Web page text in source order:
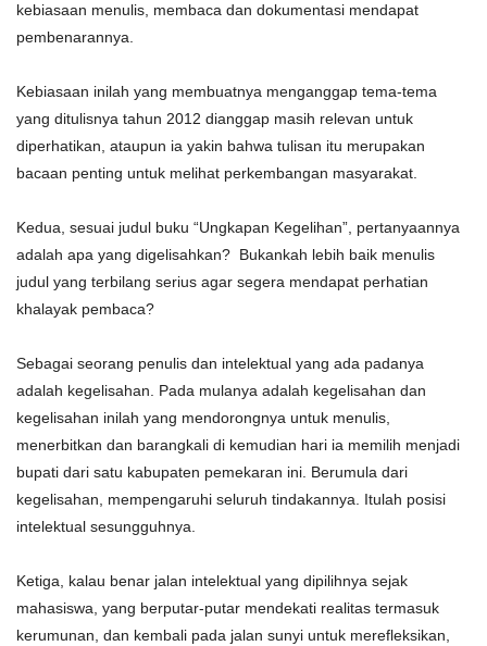
kebiasaan menulis, membaca dan dokumentasi mendapat
pembenarannya.
Kebiasaan inilah yang membuatnya menganggap tema-tema
yang ditulisnya tahun 2012 dianggap masih relevan untuk
diperhatikan, ataupun ia yakin bahwa tulisan itu merupakan
bacaan penting untuk melihat perkembangan masyarakat.
Kedua, sesuai judul buku “Ungkapan Kegelihan”, pertanyaannya
adalah apa yang digelisahkan? Bukankah lebih baik menulis
judul yang terbilang serius agar segera mendapat perhatian
khalayak pembaca?
Sebagai seorang penulis dan intelektual yang ada padanya
adalah kegelisahan. Pada mulanya adalah kegelisahan dan
kegelisahan inilah yang mendorongnya untuk menulis,
menerbitkan dan barangkali di kemudian hari ia memilih menjadi
bupati dari satu kabupaten pemekaran ini. Berumula dari
kegelisahan, mempengaruhi seluruh tindakannya. Itulah posisi
intelektual sesungguhnya.
Ketiga, kalau benar jalan intelektual yang dipilihnya sejak
mahasiswa, yang berputar-putar mendekati realitas termasuk
kerumunan, dan kembali pada jalan sunyi untuk merefleksikan,